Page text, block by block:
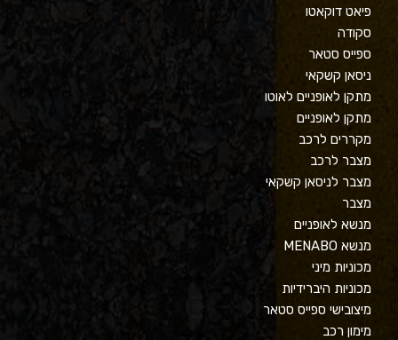
פיאט דוקאטו
סקודה
ספייס סטאר
ניסאן קשקאי
מתקן לאופניים לאוטו
מתקן לאופניים
מקררים לרכב
מצבר לרכב
מצבר לניסאן קשקאי
מצבר
מנשא לאופניים
מנשא MENABO
מכוניות מיני
מכוניות היברידיות
מיצובישי ספייס סטאר
מימון רכב